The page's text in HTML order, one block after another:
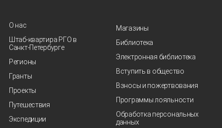
О нас
Штаб-квартира РГО в
Санкт‑Петербурге
Регионы
Гранты
Проекты
Путешествия
Экспедиции
Магазины
Библиотека
Электронная библиотека
Вступить в общество
Взносы и пожертвования
Программы лояльности
Обработка персональных
данных